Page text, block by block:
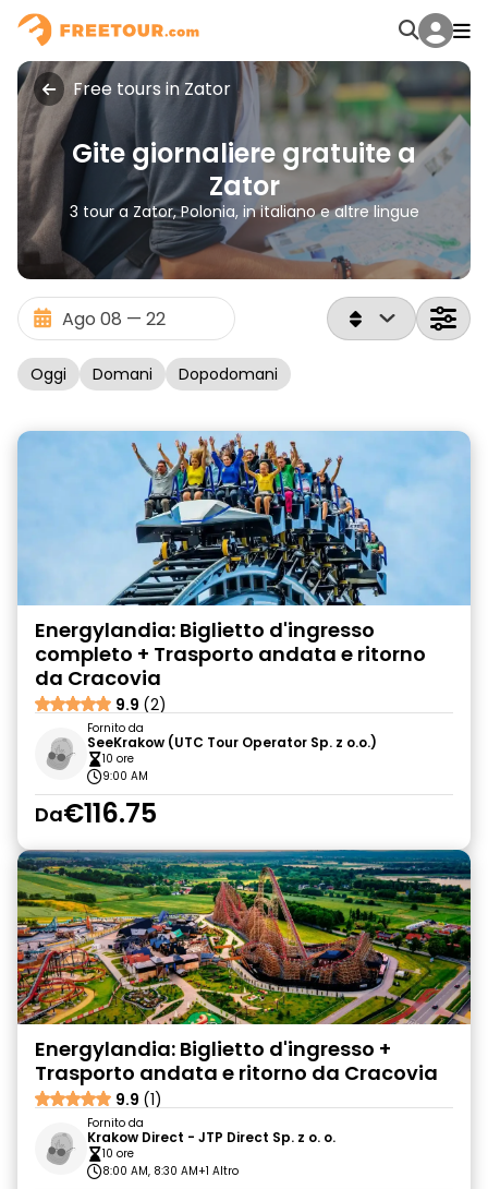
Free tours in Zator
Gite giornaliere gratuite a
Zator
3 tour a Zator, Polonia, in italiano e altre lingue
Oggi Domani Dopodomani
Energylandia: Biglietto d'ingresso
completo + Trasporto andata e ritorno
da Cracovia
9.9 (2)
Fornito da
SeeKrakow (UTC Tour Operator Sp. z o.o.)
10 ore
9:00 AM
Da€116.75
Energylandia: Biglietto d'ingresso +
Trasporto andata e ritorno da Cracovia
9.9 (1)
Fornito da
Krakow Direct - JTP Direct Sp. z o. o.
10 ore
8:00 AM, 8:30 AM+1 Altro